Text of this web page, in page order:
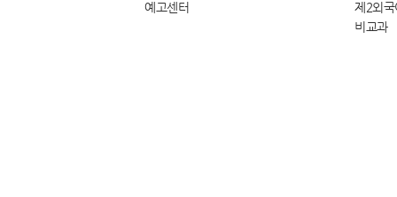
예고센터
제2외국
비교과